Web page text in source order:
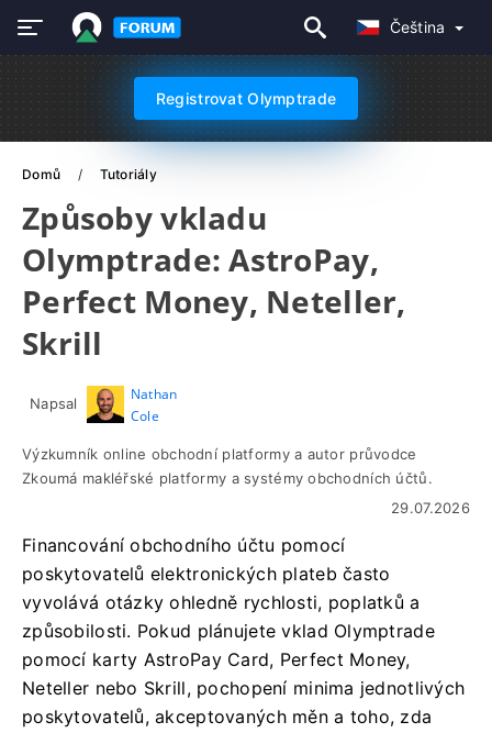
Čeština
Registrovat Olymptrade
Domů Tutoriály
Způsoby vkladu
Olymptrade: AstroPay,
Perfect Money, Neteller,
Skrill
Napsal
Nathan
Cole
Výzkumník online obchodní platformy a autor průvodce
Zkoumá makléřské platformy a systémy obchodních účtů.
29.07.2026
Financování obchodního účtu pomocí
poskytovatelů elektronických plateb často
vyvolává otázky ohledně rychlosti, poplatků a
způsobilosti. Pokud plánujete vklad Olymptrade
pomocí karty AstroPay Card, Perfect Money,
Neteller nebo Skrill, pochopení minima jednotlivých
poskytovatelů, akceptovaných měn a toho, zda